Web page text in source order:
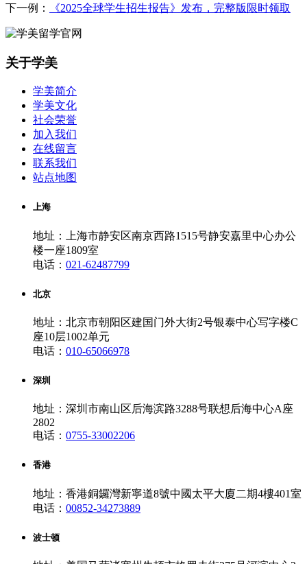
下一例： 《2025全球学生招生报告》发布，完整版限时领取
关于学美
学美简介
学美文化
社会荣誉
加入我们
在线留言
联系我们
站点地图
上海
地址：上海市静安区南京西路1515号静安嘉里中心办公
楼一座1809室
电话： 021-62487799
北京
地址：北京市朝阳区建国门外大街2号银泰中心写字楼C
座10层1002单元
电话： 010-65066978
深圳
地址：深圳市南山区后海滨路3288号联想后海中心A座
2802
电话： 0755-33002206
香港
地址：香港銅鑼灣新寧道8號中國太平大廈二期4樓401室
电话： 00852-34273889
波士顿